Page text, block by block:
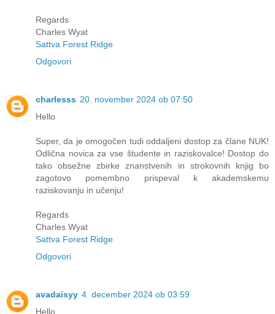
Regards
Charles Wyat
Sattva Forest Ridge
Odgovori
charlesss 20. november 2024 ob 07:50
Hello
Super, da je omogočen tudi oddaljeni dostop za člane NUK!
Odlična novica za vse študente in raziskovalce! Dostop do
tako obsežne zbirke znanstvenih in strokovnih knjig bo
zagotovo pomembno prispeval k akademskemu
raziskovanju in učenju!
Regards
Charles Wyat
Sattva Forest Ridge
Odgovori
avadaisyy 4. december 2024 ob 03:59
Hello